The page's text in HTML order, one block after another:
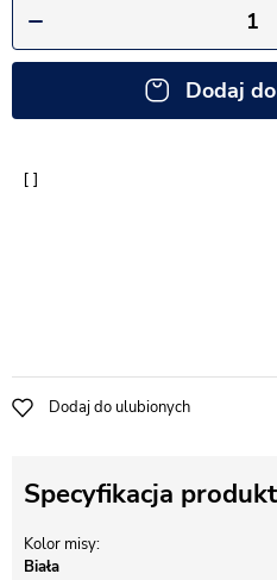
Dodaj
Dodaj do ulubionych
Specyfikacja
Kolor misy
Biała